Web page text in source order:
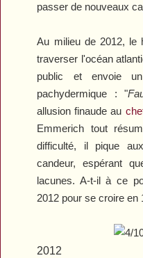
passer de nouveaux
Au milieu de 2012, le
traverser l'océan
public et envoie
pachydermique : "
allusion finaude au
Emmerich tout
difficulté, il pique
candeur, espérant
lacunes. A-t-il à ce
2012 pour se croire en
2012